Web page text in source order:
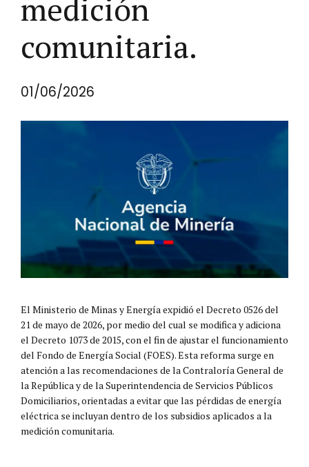
medición
comunitaria.
01/06/2026
El Ministerio de Minas y Energía expidió el Decreto 0526 del
21 de mayo de 2026, por medio del cual se modifica y adiciona
el Decreto 1073 de 2015, con el fin de ajustar el funcionamiento
del Fondo de Energía Social (FOES). Esta reforma surge en
atención a las recomendaciones de la Contraloría General de
la República y de la Superintendencia de Servicios Públicos
Domiciliarios, orientadas a evitar que las pérdidas de energía
eléctrica se incluyan dentro de los subsidios aplicados a la
medición comunitaria.